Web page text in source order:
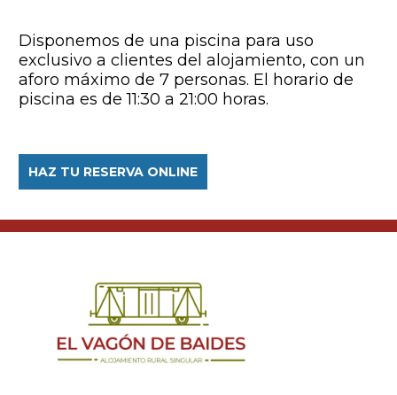
Disponemos de una piscina para uso
exclusivo a clientes del alojamiento, con un
aforo máximo de 7 personas. El horario de
piscina es de 11:30 a 21:00 horas.
HAZ TU RESERVA ONLINE